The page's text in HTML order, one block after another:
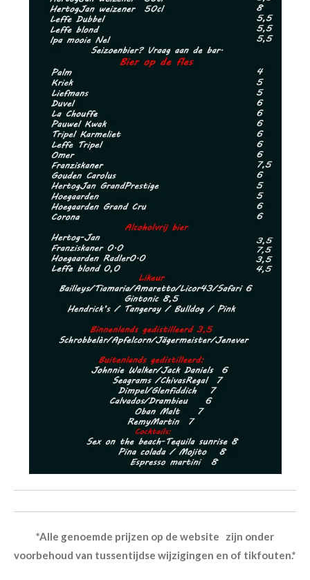
*Alle genoemde prijzen op de website zijn onder
voorbehoud van tussentijdse wijzigingen en of tikfouten.*